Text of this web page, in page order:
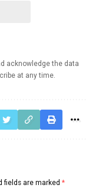
acknowledge the data
at any time.
fields are marked *